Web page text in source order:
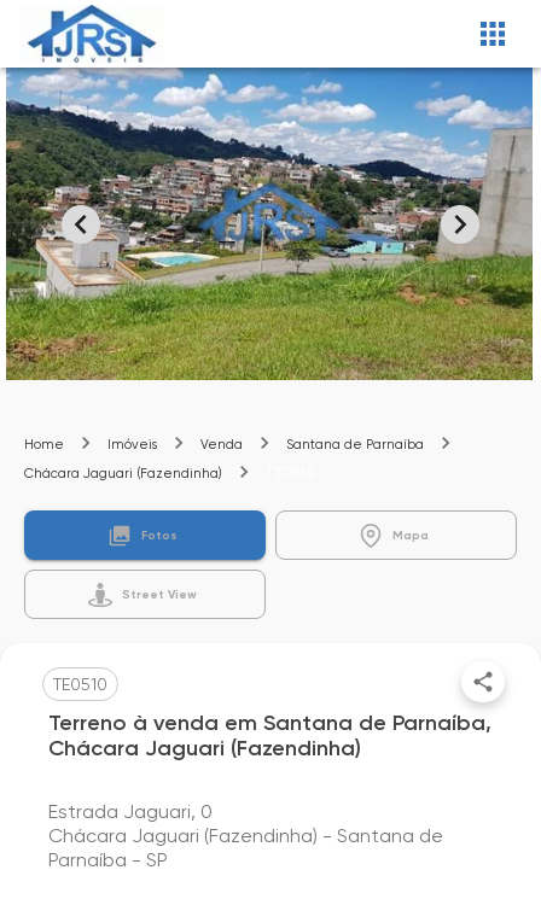
Home Imóveis Venda
Santana de Parnaíba
Chácara Jaguari (Fazendinha)
Fotos Mapa
Street View
TE0510
Terreno à venda em Santana de Parnaíba,
Chácara Jaguari (Fazendinha)
Estrada Jaguari, 0
Chácara Jaguari (Fazendinha) - Santana de
Parnaíba - SP